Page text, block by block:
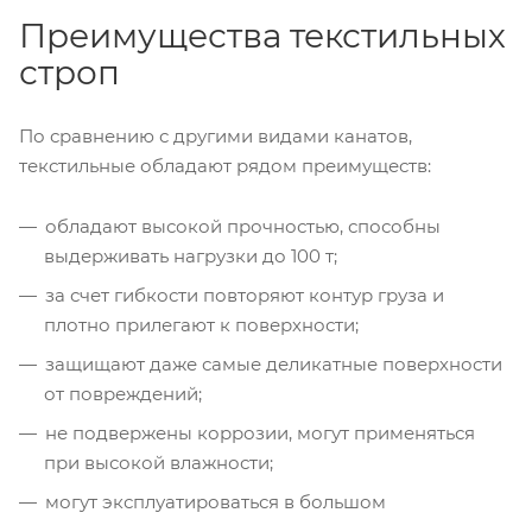
Преимущества текстильных
строп
По сравнению с другими видами канатов,
текстильные обладают рядом преимуществ:
обладают высокой прочностью, способны
выдерживать нагрузки до 100 т;
за счет гибкости повторяют контур груза и
плотно прилегают к поверхности;
защищают даже самые деликатные поверхности
от повреждений;
не подвержены коррозии, могут применяться
при высокой влажности;
могут эксплуатироваться в большом